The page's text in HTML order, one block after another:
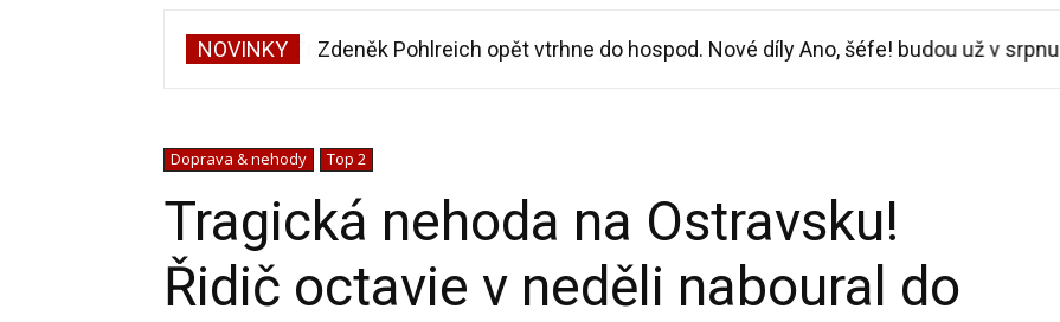
NOVINKY Zdeněk Pohlreich opět vtrhne do hospod. Nové díly Ano, šéfe! budou už v srpnu
Doprava & nehody Top 2
Tragická nehoda na Ostravsku!
Řidič octavie v neděli naboural do